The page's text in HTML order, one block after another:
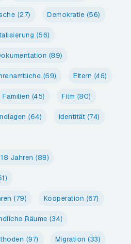
(27) Demokratie (56)
(56)
(89)
(69) Eltern (46)
Familien (45) Film (80)
(64) Identität (74)
Jahren (88)
(79) Kooperation (67)
Räume (34)
(97) Migration (33)